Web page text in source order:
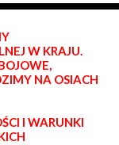
W KRAJU.
NA OSIACH
I WARUNKI